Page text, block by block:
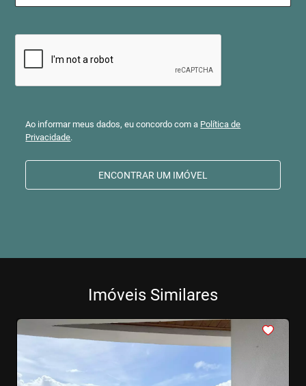
Ao informar meus dados, eu concordo com a Política de
Privacidade.
ENCONTRAR UM IMÓVEL
Imóveis Similares